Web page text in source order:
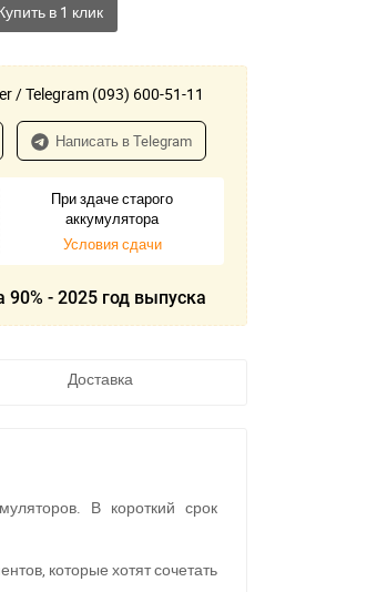
/ Telegram (093) 600-51-11
Написать в Telegram
При здаче старого
аккумулятора
Условия сдачи
90% - 2025 год выпуска
Доставка
В короткий срок
которые хотят сочетать